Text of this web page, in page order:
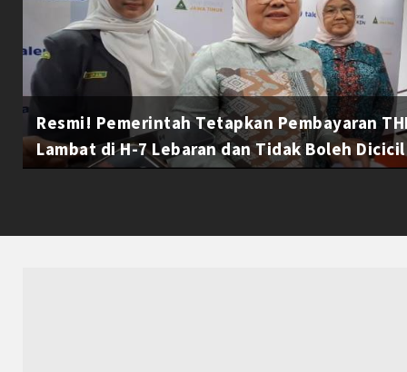
Resmi! Pemerintah Tetapkan Pembayaran
Lambat di H-7 Lebaran dan Tidak Boleh Dicicil